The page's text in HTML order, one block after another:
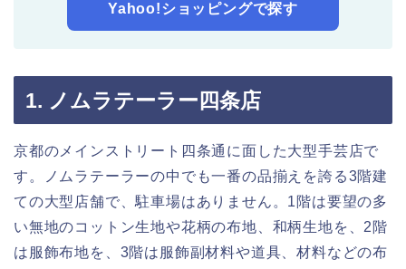
Yahoo!ショッピングで探す
1. ノムラテーラー四条店
京都のメインストリート四条通に面した大型手芸店で
す。ノムラテーラーの中でも一番の品揃えを誇る3階建
ての大型店舗で、駐車場はありません。1階は要望の多
い無地のコットン生地や花柄の布地、和柄生地を、2階
は服飾布地を、3階は服飾副材料や道具、材料などの布